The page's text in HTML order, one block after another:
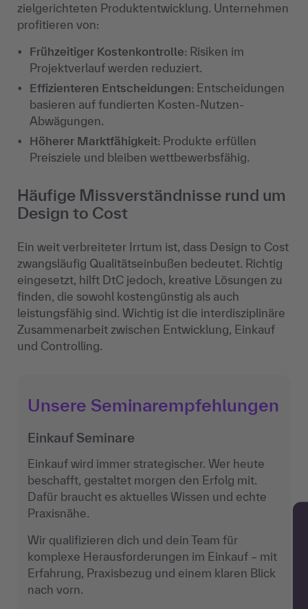
zielgerichteten Produktentwicklung. Unternehmen
profitieren von:
Frühzeitiger Kostenkontrolle: Risiken im
Projektverlauf werden reduziert.
Effizienteren Entscheidungen: Entscheidungen
basieren auf fundierten Kosten-Nutzen-
Abwägungen.
Höherer Marktfähigkeit: Produkte erfüllen
Preisziele und bleiben wettbewerbsfähig.
Häufige Missverständnisse rund um
Design to Cost
Ein weit verbreiteter Irrtum ist, dass Design to Cost
zwangsläufig Qualitätseinbußen bedeutet. Richtig
eingesetzt, hilft DtC jedoch, kreative Lösungen zu
finden, die sowohl kostengünstig als auch
leistungsfähig sind. Wichtig ist die interdisziplinäre
Zusammenarbeit zwischen Entwicklung, Einkauf
und Controlling.
Unsere Seminarempfehlungen
Einkauf Seminare
Einkauf wird immer strategischer. Wer heute
beschafft, gestaltet morgen den Erfolg mit.
Dafür braucht es aktuelles Wissen und echte
Praxisnähe.
Wir qualifizieren dich und dein Team für
komplexe Herausforderungen im Einkauf – mit
Erfahrung, Praxisbezug und einem klaren Blick
nach vorn.